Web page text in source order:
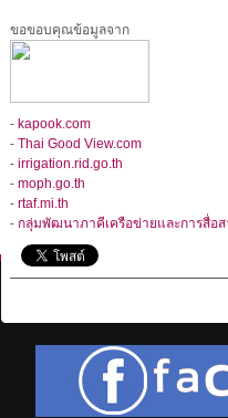
ขอขอบคุณข้อมูลจาก
- kapook.com
- Thai Good View.com
- irrigation.rid.go.th
- moph.go.th
- rtaf.mi.th
- กลุ่มพัฒนาภาคีเครือข่ายและการสื่อ